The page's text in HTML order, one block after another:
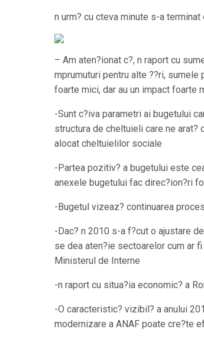
n urm? cu cteva minute s-a
– Am aten?ionat c?, n raport cu
mprumuturi pentru alte ??ri, sumele
foarte mici, dar au un impact foarte
-Sunt c?iva parametri ai bugetului
structura de cheltuieli care ne arat?
alocat cheltuielilor sociale
-Partea pozitiv? a bugetului este
anexele bugetului fac direc?ion?ri
-Bugetul vizeaz? continuarea
-Dac? n 2010 s-a f?cut o ajustare
se dea aten?ie sectoarelor cum ar
Ministerul de Interne
-n raport cu situa?ia economic? a
-O caracteristic? vizibil? a anului
modernizare a ANAF poate cre?te